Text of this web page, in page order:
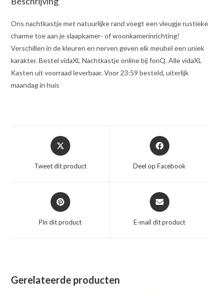
Ons nachtkastje met natuurlijke rand voegt een vleugje rustieke
charme toe aan je slaapkamer- of woonkamerinrichting!
Verschillen in de kleuren en nerven geven elk meubel een uniek
karakter. Bestel vidaXL Nachtkastje online bij fonQ. Alle vidaXL
Kasten uit voorraad leverbaar. Voor 23:59 besteld, uiterlijk
maandag in huis
Opent
in
nieuw
Tweet dit product
Opent
in
nieuw
Deel op Facebook
Opent
in
nieuw
Pin dit product
Opent
in
nieuw
E-mail dit product
Gerelateerde producten